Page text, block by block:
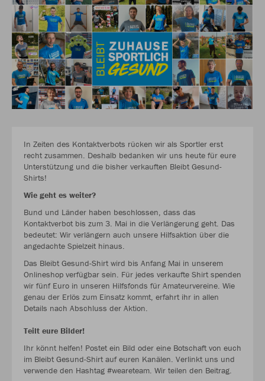
In Zeiten des Kontaktverbots rücken wir als Sportler erst
recht zusammen. Deshalb bedanken wir uns ­heute für eure
Unterstützung und die bisher verkauften Bleibt Gesund-
Shirts!
Wie geht es weiter?
Bund und Länder haben beschlossen, dass das
Kontaktverbot bis zum 3. Mai in die Verlängerung geht. Das
bedeutet: Wir verlängern auch unsere Hilfsaktion über die
angedachte Spielzeit hinaus.
Das Bleibt Gesund-Shirt wird bis Anfang Mai in unserem
Onlineshop verfügbar sein. Für jedes verkaufte Shirt spenden
wir fünf Euro in unseren Hilfsfonds für Amateurvereine. Wie
genau der Erlös zum Einsatz kommt, erfahrt ihr in allen
Details nach Abschluss der Aktion.
Teilt eure Bilder!
Ihr könnt helfen! Postet ein Bild oder eine Botschaft von euch
im Bleibt Gesund-Shirt auf euren Kanälen. Verlinkt uns und
verwende den Hashtag #weareteam. Wir teilen den Beitrag.